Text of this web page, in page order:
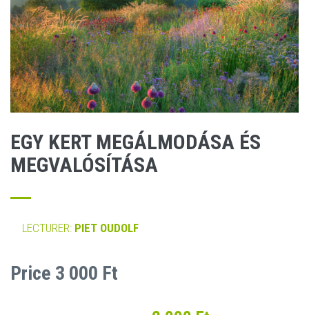
EGY KERT MEGÁLMODÁSA ÉS
MEGVALÓSÍTÁSA
LECTURER: PIET OUDOLF
Price 3 000 Ft